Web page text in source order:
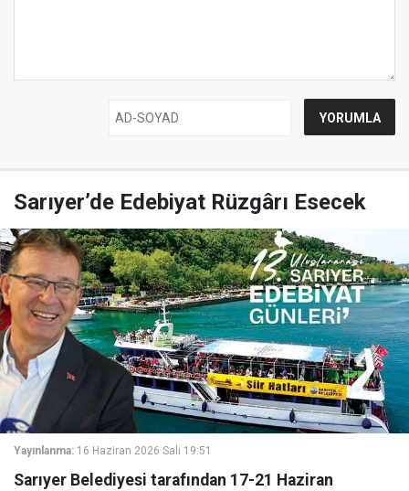
Sarıyer’de Edebiyat Rüzgârı Esecek
Yayınlanma: 16 Haziran 2026 Salı 19:51
Sarıyer Belediyesi tarafından 17-21 Haziran